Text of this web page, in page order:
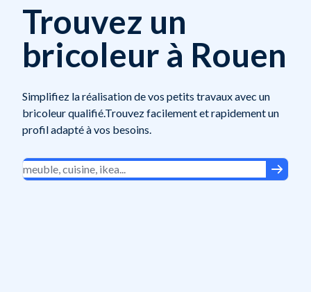
Trouvez un
bricoleur à Rouen
Simplifiez la réalisation de vos petits travaux avec un
bricoleur qualifié.Trouvez facilement et rapidement un
profil adapté à vos besoins.